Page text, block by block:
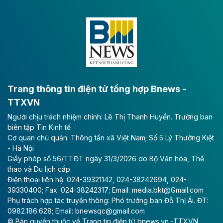
Đông A dài khoảng 25,1 km được kỳ vọng sẽ tạo động
lực phát triển kinh tế - xã hội khu vực phía Nam đồng
Long Thành
Tổng công ty Cảng hàng không Việt Nam - CTCP
(ACV) vừa lập kỷ lục mới về lợi nhuận trong quý
II/2026.
Theo baodautu.vn
Vinaconex lập đỉnh doanh thu
Tổng CTCP Xuất nhập khẩu và Xây dựng Việt Nam
(Vinaconex) đã khép lại nửa đầu năm với doanh thu
thuần gần 7.268 tỷ đồng, tăng 4% so với cùng kỳ và
cũng là mức cao nhất lịch sử hoạt động của doanh
Trang thông tin điện tử tổng hợp Bnews -
TTXVN
Người chịu trách nhiệm chính: Lê Thị Thanh Huyền. Trưởng ban
biên tập Tin Kinh tế
Cơ quan chủ quản: Thông tấn xã Việt Nam; Số 5 Lý Thường Kiệt
- Hà Nội
Giấy phép số 56/TTĐT ngày 31/3/2026 do Bộ Văn hóa, Thể
thao và Du lịch cấp.
Điện thoại liên hệ: 024-39321142, 024-38242694, 024-
39330400; Fax: 024-38242317; Email: media.bkt@Gmail.com
Phụ trách hợp tác truyền thông: Phó trưởng ban Đỗ Thị Ái. ĐT:
0982.186.628; Email: bnewsqc@gmail.com
© Bản quyền thuộc về Trang tin điện tử bnews.vn -TTXVN.